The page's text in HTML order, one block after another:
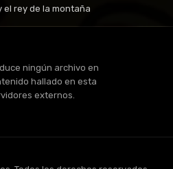
el rey de la montaña
ningún archivo en
hallado en esta
externos.